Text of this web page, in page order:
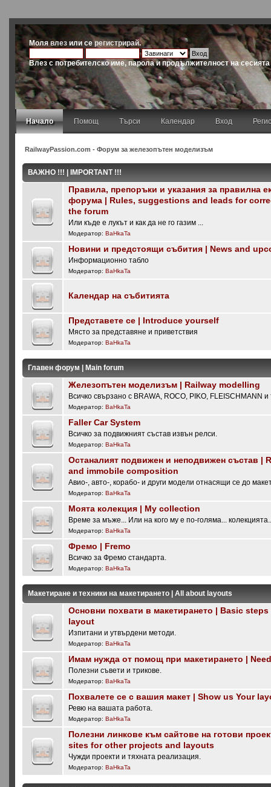
Молявлез или серегистрирай.
Влез с потребителско име, парола и продължителност на сесията
Начало Помощ Търси Календар Вход
RailwayPassion.com - Форум за железопътен моделизъм
ВАЖНО !!! | IMPORTANT !!!
Правила, препоръки и указания за правилна
форума | Rules, suggestions and leads for
the forum
Или къде е лукът и как да не го газим ...
Модератор:BaHkaTa
Новини и предстоящи събития | News and
Информационно табло
Модератор:BaHkaTa
Календар на събитията
Представете се | Introduce yourself
Място за представяне и приветствия
Модератор:BaHkaTa
Главен форум | Main forum
Железопътен моделизъм | Railway modelling
Всичко свързано с BRAWA, ROCO, PIKO, FLEISCHMANN и
Модератор:BaHkaTa
Faller Car System
Всичко за подвижният състав извън релси.
Модератор:BaHkaTa
Останалият подвижен и неподвижен състав |
and immobile composition
Авио-, авто-, корабо- и други модели отнасящи се до
Модератор:BaHkaTa
Моята колекция | My collection
Време за мъже... Или на кого му е по-голяма...
Модератор:BaHkaTa
Фремо | Fremo
Всичко за Фремо стандарта.
Модератор:BaHkaTa
Макетиране и техники на макетирането | All about layouts
Основни похвати в макетирането | Basic
layout
Изпитани и утвърдени методи.
Модератор:BaHkaTa
Имам нужда от помощ при макетирането |
Полезни съвети и трикове.
Модератор:BaHkaTa
Похвалете се с вашия макет | Show us Your
Ревю на вашата работа.
Модератор:BaHkaTa
Полезни линкове към сайтове на готови
sites for other projects and layouts
Чужди проекти и тяхната реализация.
Модератор:BaHkaTa